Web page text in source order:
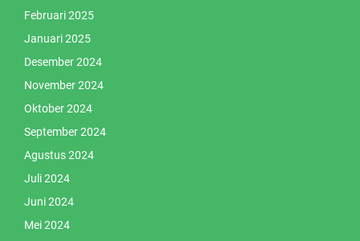
Februari 2025
Januari 2025
Desember 2024
November 2024
Oktober 2024
September 2024
Agustus 2024
Juli 2024
Juni 2024
Mei 2024